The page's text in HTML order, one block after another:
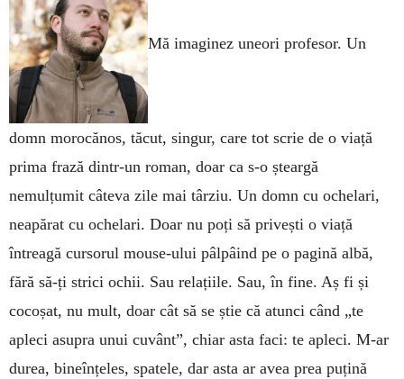
Mă imaginez uneori profesor. Un
domn morocănos, tăcut, singur, care tot scrie de o viață
prima frază dintr-un roman, doar ca s-o șteargă
nemulțumit câteva zile mai târziu. Un domn cu ochelari,
neapărat cu ochelari. Doar nu poți să privești o viață
întreagă cursorul mouse-ului pâlpâind pe o pagină albă,
fără să-ți strici ochii. Sau relațiile. Sau, în fine. Aș fi și
cocoșat, nu mult, doar cât să se știe că atunci când „te
apleci asupra unui cuvânt”, chiar asta faci: te apleci. M-ar
durea, bineînțeles, spatele, dar asta ar avea prea puțină